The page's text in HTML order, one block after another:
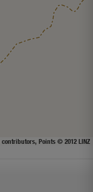
contributors, Points © 2012 LINZ